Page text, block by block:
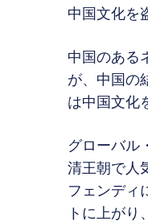
中国文化を
中国のある
が、中国の
は中国文化
グローバル
清王朝で人
フェンディ
トに上が